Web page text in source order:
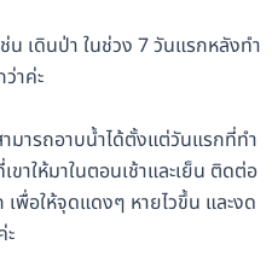
น เดินป่า ในช่วง 7 วันแรกหลังทำ
าค่ะ
มารถอาบน้ำได้ตั้งแต่วันแรกที่ทำ
าให้มาในตอนเช้าและเย็น ติดต่อ
พื่อให้จุดแดงๆ หายไวขึ้น และงด